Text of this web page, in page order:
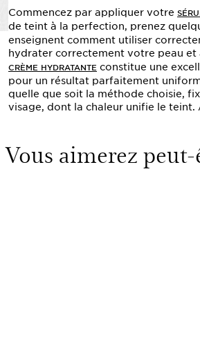
Commencez par appliquer votre
de teint à la perfection, prenez
enseignent comment utiliser
hydrater correctement votre peau et
CRÈME HYDRATANTE constitue une
pour un résultat parfaitement
quelle que soit la méthode choisie,
visage, dont la chaleur unifie le
Vous aimerez